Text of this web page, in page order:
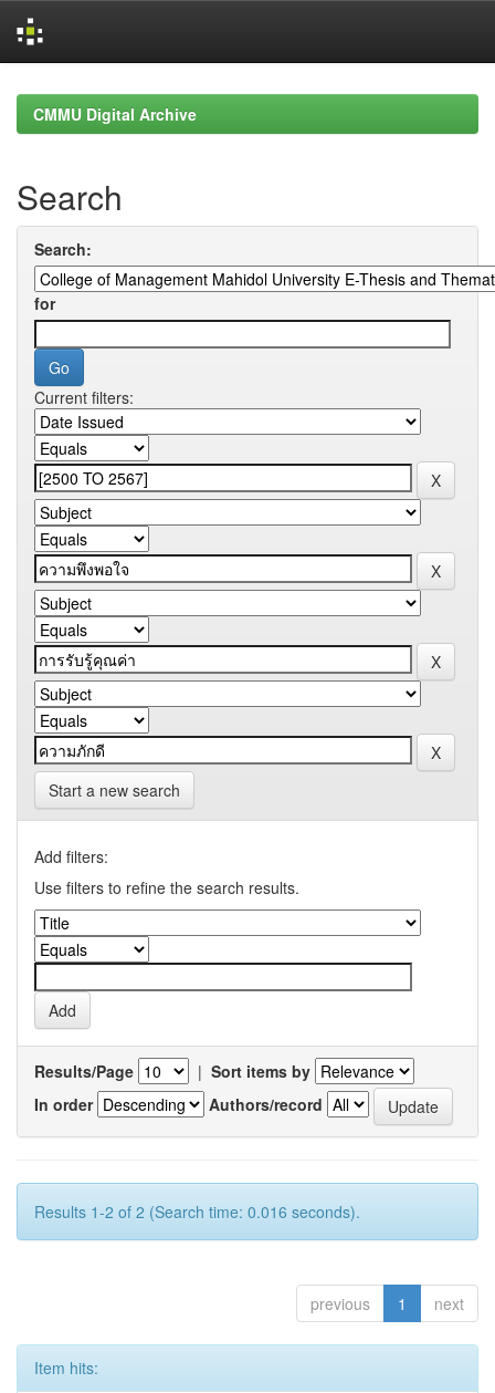
navigationCMMU Digital Archive
Search
Search:
for
Current filters:
Start a new search
Add filters:
Use filters to refine the search results.
Results/Page | Sort items by
In order
Authors/record
Results 1-2 of 2 (Search time: 0.016 seconds).
previous 1 next
Item hits: